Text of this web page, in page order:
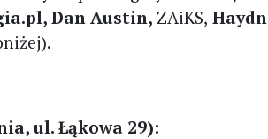
Dan Austin, ZAiKS, Haydn
ul. Łąkowa 29):